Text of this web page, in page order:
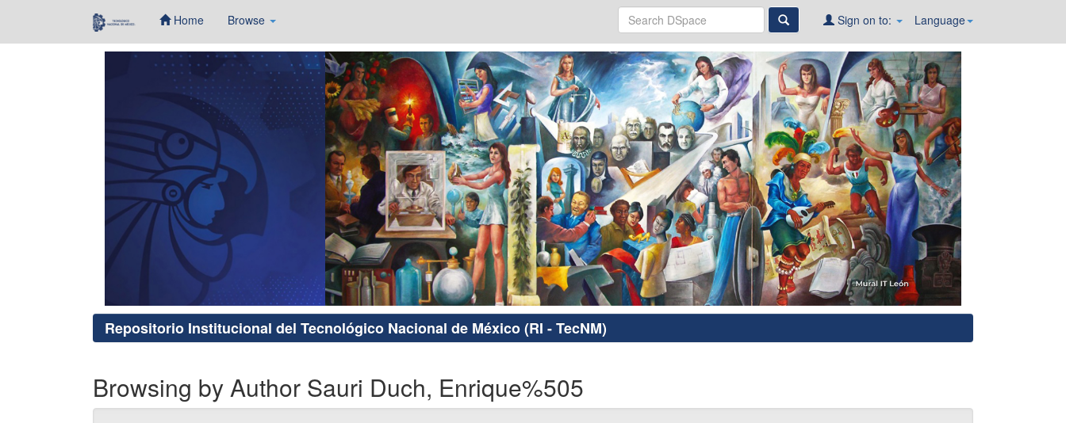
Home Browse Language
Sign on to:
Repositorio Institucional del Tecnológico Nacional de México (RI - TecNM)
Browsing by Author Sauri Duch, Enrique%505